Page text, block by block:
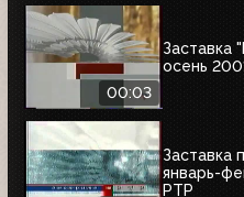
00:03
Заставка
осень
Заставка
январь-
РТР